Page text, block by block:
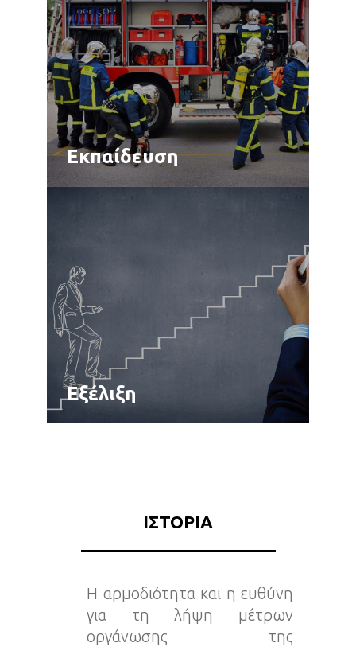
Εκπαίδευση
Εξέλιξη
ΙΣΤΟΡΙΑ
Η αρμοδιότητα και η ευθύνη
για τη λήψη μέτρων
οργάνωσης της